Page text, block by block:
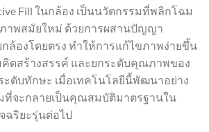
Fill ในกล้อง เป็นนวัตกรรมที่พลิกโฉม
าพสมัยใหม่ ด้วยการผสานปัญญา
กล้องโดยตรง ทำให้การแก้ไขภาพง่ายขึ้น
ดสร้างสรรค์ และยกระดับคุณภาพของ
ดับทักษะ เมื่อเทคโนโลยีนี้พัฒนาอย่าง
ที่จะกลายเป็นคุณสมบัติมาตรฐานใน
ฉริยะรุ่นต่อไป